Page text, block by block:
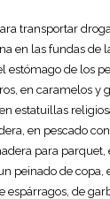
transportar
en las fundas de
estómago de los
en caramelos y
estatuillas
en pescado
para parquet,
peinado de copa,
espárragos, de